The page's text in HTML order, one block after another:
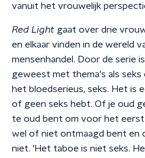
vanuit het vrouwelijk
Red Light gaat over drie
en elkaar vinden in de wereld
mensenhandel. Door de serie
geweest met thema's als seks
het bloedserieus, seks. Het is
of geen seks hebt. Of je oud
te oud bent om voor het
wel of niet ontmaagd bent en
niet. 'Het taboe is niet seks.